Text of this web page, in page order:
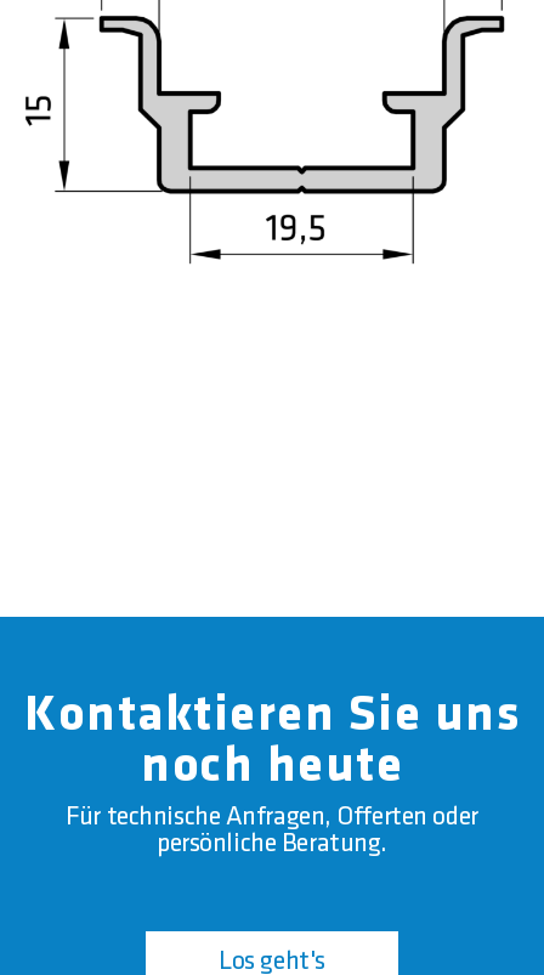
Kontaktieren Sie uns
noch heute
Für technische Anfragen, Offerten oder
persönliche Beratung.
Los geht's